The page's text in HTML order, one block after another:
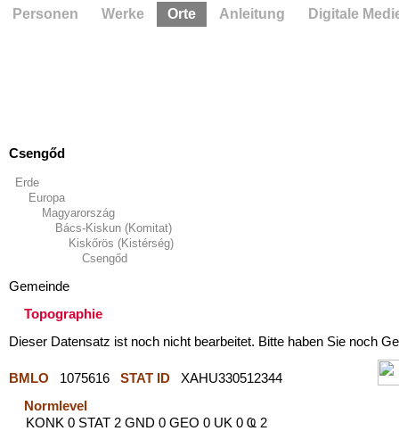
Csengőd
Erde
Europa
Magyarország
Bács-Kiskun (Komitat)
Kiskőrös (Kistérség)
Csengőd
Gemeinde
Topographie
Dieser Datensatz ist noch nicht bearbeitet. Bitte haben Sie noch
BMLO 1075616 STAT ID
XAHU330512344
Normlevel
KONK 0 STAT 2 GND 0 GEO 0 UK 0 Ҩ 2
Personen Werke Orte Anleitung Digitale